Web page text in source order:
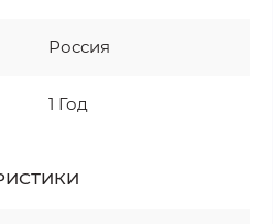
Россия
1 Год